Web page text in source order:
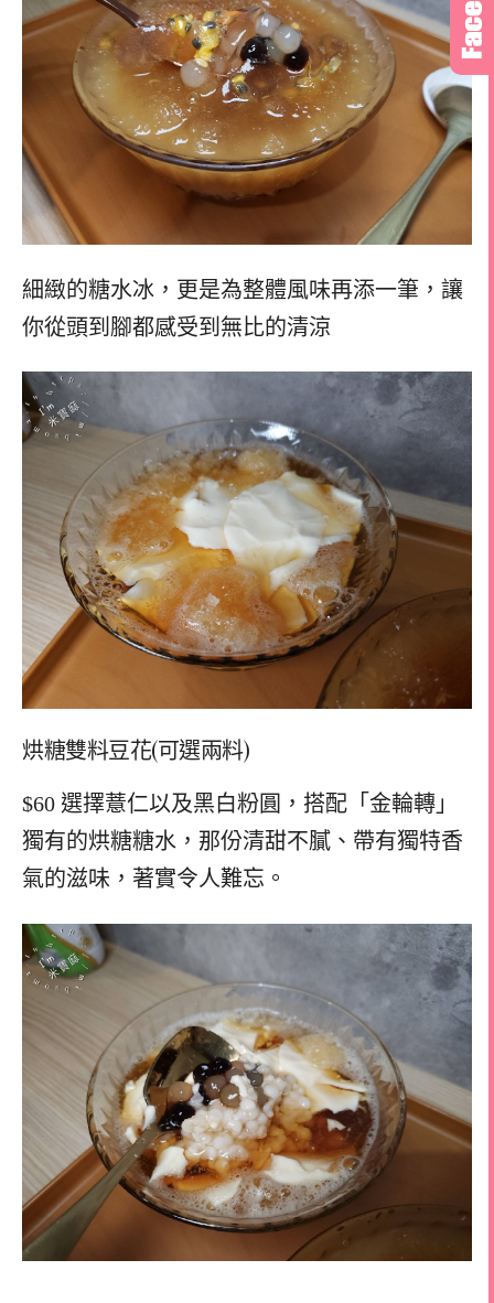
細緻的糖水冰，更是為整體風味再添一筆，讓
你從頭到腳都感受到無比的清涼
烘糖雙料豆花(可選兩料)
$60 選擇薏仁以及黑白粉圓，搭配「金輪轉」
獨有的烘糖糖水，那份清甜不膩、帶有獨特香
氣的滋味，著實令人難忘。